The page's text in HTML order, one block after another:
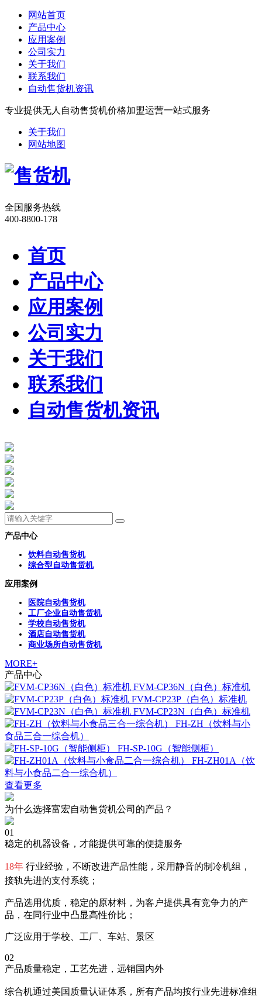
网站首页
产品中心
应用案例
公司实力
关于我们
联系我们
自动售货机资讯
专业提供无人自动售货机价格加盟运营一站式服务
关于我们
网站地图
全国服务热线
400-8800-178
首页
产品中心
应用案例
公司实力
关于我们
联系我们
自动售货机资讯
产品中心
饮料自动售货机
综合型自动售货机
应用案例
医院自动售货机
工厂企业自动售货机
学校自动售货机
酒店自动售货机
商业场所自动售货机
MORE+
产品中心
FVM-CP36N（白色）标准机
FVM-CP23P（白色）标准机
FVM-CP23N（白色）标准机
FH-ZH（饮料与小
食品三合一综合机）
FH-SP-10G（智能侧柜）
FH-ZH01A（饮
料与小食品二合一综合机）
查看更多
为什么选择富宏自动售货机公司的产品？
01
稳定的机器设备，才能提供可靠的便捷服务
18年 行业经验，不断改进产品性能，采用静音的制冷机组，
接轨先进的支付系统；
产品选用优质，稳定的原材料，为客户提供具有竞争力的产
品，在同行业中凸显高性价比；
广泛应用于学校、工厂、车站、景区
02
产品质量稳定，工艺先进，远销国内外
综合机通过美国质量认证体系，所有产品均按行业先进标准组